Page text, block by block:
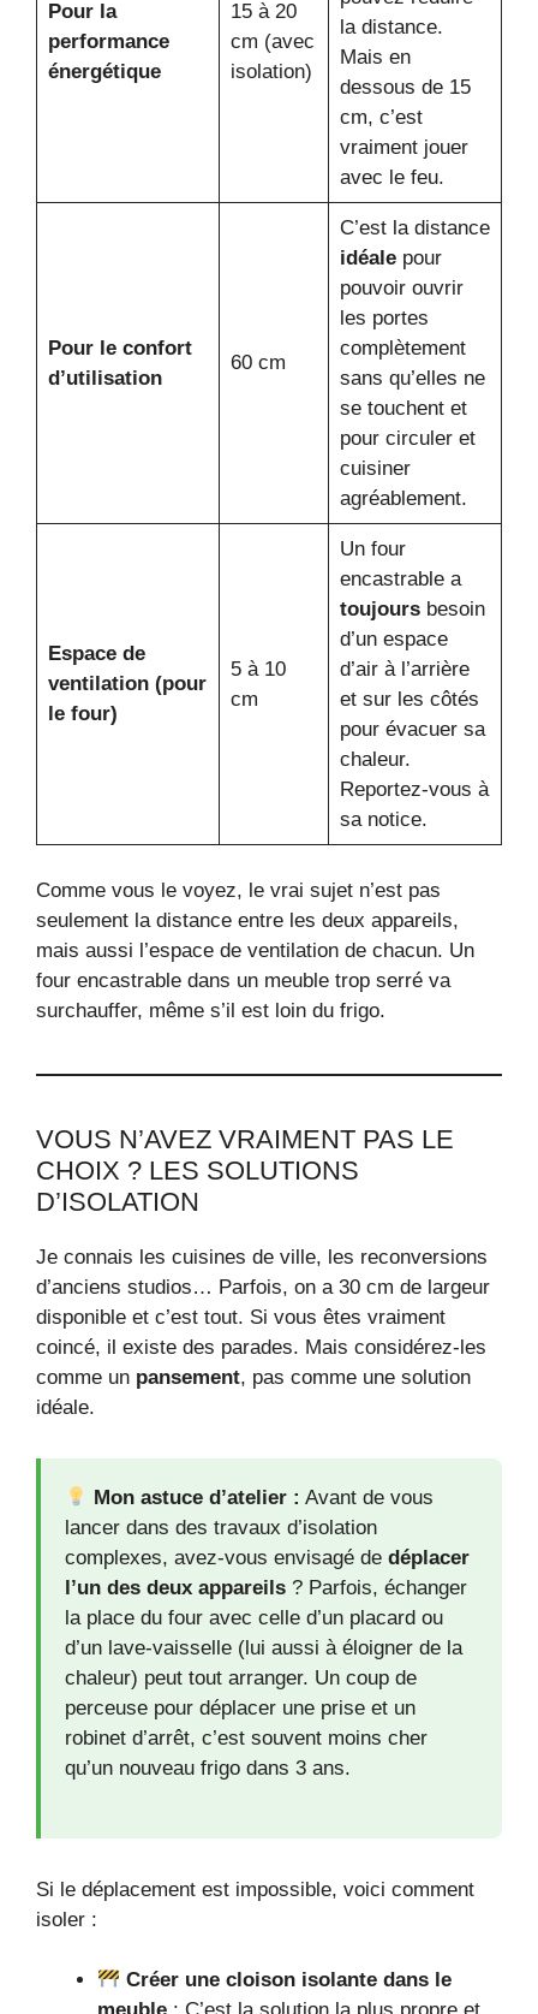
Pour la
performance
énergétique
15 à 20
cm (avec
isolation)
la distance.
Mais en
dessous de 15
cm, c’est
vraiment jouer
avec le feu.
Pour le confort
d’utilisation
60 cm
C’est la distance
idéalepour
pouvoir ouvrir
les portes
complètement
sans qu’elles ne
se touchent et
pour circuler et
cuisiner
agréablement.
Espace de
ventilation (pour
le four)
5 à 10
cm
Un four
encastrable a
toujoursbesoin
d’un espace
d’air à l’arrière
et sur les côtés
pour évacuer sa
chaleur.
Reportez-vous à
sa notice.
Comme vous le voyez, le vrai sujet n’est pas
seulement la distance entre les deux appareils,
mais aussi l’espace de ventilation de chacun. Un
four encastrable dans un meuble trop serré va
surchauffer, même s’il est loin du frigo.
VOUS N’AVEZ VRAIMENT PAS LE
CHOIX ? LES SOLUTIONS
D’ISOLATION
Je connais les cuisines de ville, les reconversions
d’anciens studios… Parfois, on a 30 cm de largeur
disponible et c’est tout. Si vous êtes vraiment
coincé, il existe des parades. Mais considérez-les
comme un pansement, pas comme une solution
idéale.
Mon astuce d’atelier : Avant de vous
lancer dans des travaux d’isolation
complexes, avez-vous envisagé de déplacer
l’un des deux appareils ? Parfois, échanger
la place du four avec celle d’un placard ou
d’un lave-vaisselle (lui aussi à éloigner de la
chaleur) peut tout arranger. Un coup de
perceuse pour déplacer une prise et un
robinet d’arrêt, c’est souvent moins cher
qu’un nouveau frigo dans 3 ans.
Si le déplacement est impossible, voici comment
isoler :
Créer une cloison isolante dans le